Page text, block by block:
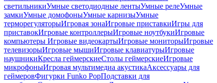
светильникиУмные светодиодные лентыУмные релеУмные
замкиУмные домофоныУмные карнизыУмные
терморегуляторыИгровая зонаИгровые приставкиИгры для
приставокИгровые контроллерыИгровые ноутбукиИгровые
компьютеры Игровые видеокартыИгровые мониторыИгровые
телевизорыИгровые мышиИгровые клавиатурыИгровые
наушникиКресла геймерскиеСтолы геймерскиеИгровые
микрофоныИгровая мультимедиа акустикаАксессуары для
геймеровФигурки Funko PopПодставки для